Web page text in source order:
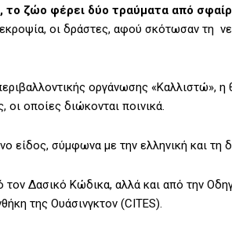
ζώο φέρει δύο τραύματα από
οι δράστες, αφού σκότωσαν τη
οργάνωσης «Καλλιστώ», η
οι οποίες διώκονται ποινικά.
είδος, σύμφωνα με την ελληνική και τη
Δασικό Κώδικα, αλλά και από την
της Ουάσινγκτον (CITES).